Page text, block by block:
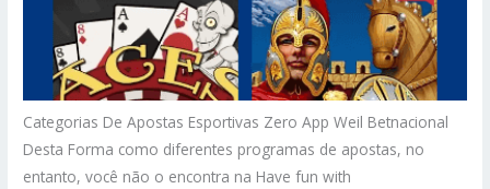
Categorias De Apostas Esportivas Zero App Weil Betnacional
Desta Forma como diferentes programas de apostas, no
entanto, você não o encontra na Have fun with